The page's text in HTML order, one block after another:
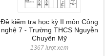
Đề kiểm tra học kỳ II môn Công
nghệ 7 - Trường THCS Nguyễn
Chuyên Mỹ
1367 lượt xem